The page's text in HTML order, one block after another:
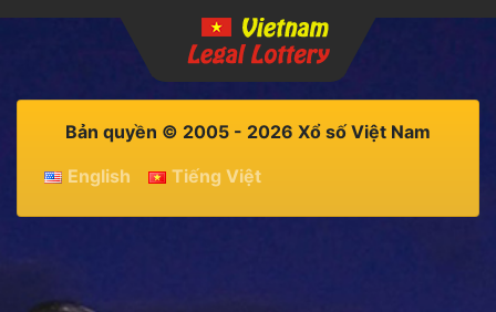
Bản quyền © 2005 - 2026 Xổ số Việt Nam
English
Tiếng Việt